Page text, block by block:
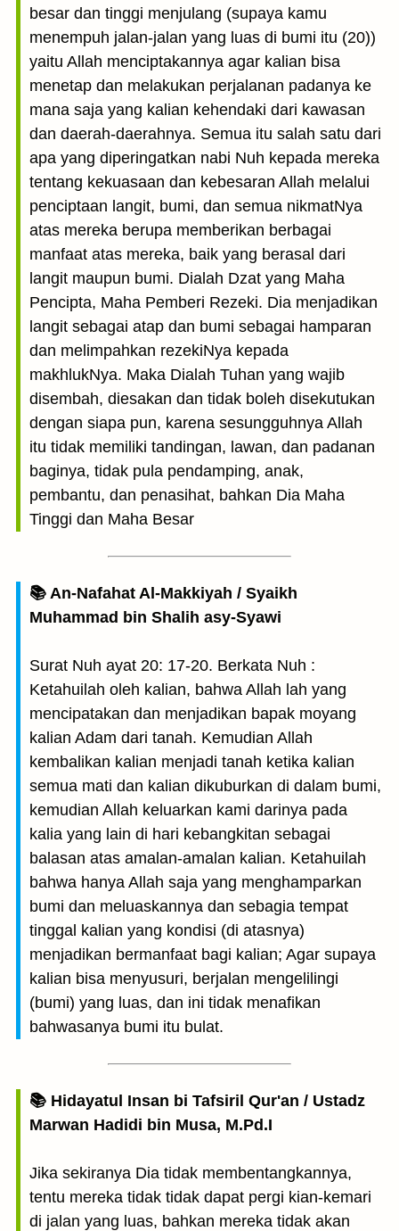
besar dan tinggi menjulang (supaya kamu
menempuh jalan-jalan yang luas di bumi itu (20))
yaitu Allah menciptakannya agar kalian bisa
menetap dan melakukan perjalanan padanya ke
mana saja yang kalian kehendaki dari kawasan
dan daerah-daerahnya. Semua itu salah satu dari
apa yang diperingatkan nabi Nuh kepada mereka
tentang kekuasaan dan kebesaran Allah melalui
penciptaan langit, bumi, dan semua nikmatNya
atas mereka berupa memberikan berbagai
manfaat atas mereka, baik yang berasal dari
langit maupun bumi. Dialah Dzat yang Maha
Pencipta, Maha Pemberi Rezeki. Dia menjadikan
langit sebagai atap dan bumi sebagai hamparan
dan melimpahkan rezekiNya kepada
makhlukNya. Maka Dialah Tuhan yang wajib
disembah, diesakan dan tidak boleh disekutukan
dengan siapa pun, karena sesungguhnya Allah
itu tidak memiliki tandingan, lawan, dan padanan
baginya, tidak pula pendamping, anak,
pembantu, dan penasihat, bahkan Dia Maha
Tinggi dan Maha Besar
📚 An-Nafahat Al-Makkiyah / Syaikh
Muhammad bin Shalih asy-Syawi
Surat Nuh ayat 20: 17-20. Berkata Nuh :
Ketahuilah oleh kalian, bahwa Allah lah yang
mencipatakan dan menjadikan bapak moyang
kalian Adam dari tanah. Kemudian Allah
kembalikan kalian menjadi tanah ketika kalian
semua mati dan kalian dikuburkan di dalam bumi,
kemudian Allah keluarkan kami darinya pada
kalia yang lain di hari kebangkitan sebagai
balasan atas amalan-amalan kalian. Ketahuilah
bahwa hanya Allah saja yang menghamparkan
bumi dan meluaskannya dan sebagia tempat
tinggal kalian yang kondisi (di atasnya)
menjadikan bermanfaat bagi kalian; Agar supaya
kalian bisa menyusuri, berjalan mengelilingi
(bumi) yang luas, dan ini tidak menafikan
bahwasanya bumi itu bulat.
📚 Hidayatul Insan bi Tafsiril Qur'an / Ustadz
Marwan Hadidi bin Musa, M.Pd.I
Jika sekiranya Dia tidak membentangkannya,
tentu mereka tidak tidak dapat pergi kian-kemari
di jalan yang luas, bahkan mereka tidak akan